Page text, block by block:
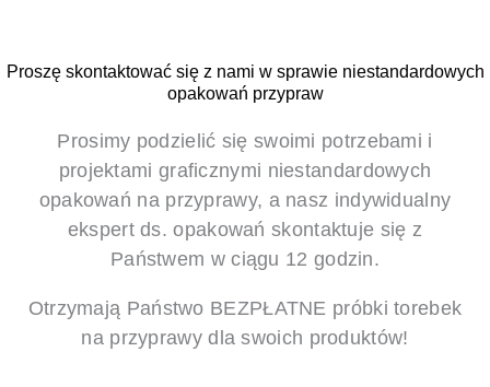
Proszę skontaktować się z nami w sprawie niestandardowych
opakowań przypraw
Prosimy podzielić się swoimi potrzebami i
projektami graficznymi niestandardowych
opakowań na przyprawy, a nasz indywidualny
ekspert ds. opakowań skontaktuje się z
Państwem w ciągu 12 godzin.
Otrzymają Państwo BEZPŁATNE próbki torebek
na przyprawy dla swoich produktów!